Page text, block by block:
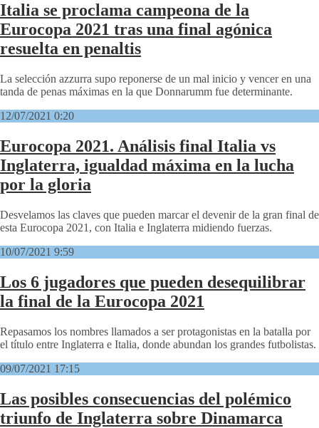
Italia se proclama campeona de la
Eurocopa 2021 tras una final agónica
resuelta en penaltis
La selección azzurra supo reponerse de un mal inicio y vencer en una
tanda de penas máximas en la que Donnarumm fue determinante.
12/07/2021 0:20
Eurocopa 2021. Análisis final Italia vs
Inglaterra, igualdad máxima en la lucha
por la gloria
Desvelamos las claves que pueden marcar el devenir de la gran final de
esta Eurocopa 2021, con Italia e Inglaterra midiendo fuerzas.
10/07/2021 9:59
Los 6 jugadores que pueden desequilibrar
la final de la Eurocopa 2021
Repasamos los nombres llamados a ser protagonistas en la batalla por
el título entre Inglaterra e Italia, donde abundan los grandes futbolistas.
09/07/2021 17:15
Las posibles consecuencias del polémico
triunfo de Inglaterra sobre Dinamarca